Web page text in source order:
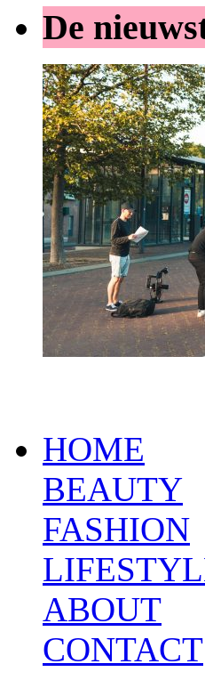
De
HOME
BEAUTY
FASHION
ABOUT
CONTACT